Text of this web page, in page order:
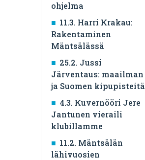
ohjelma
11.3. Harri Krakau:
Rakentaminen
Mäntsälässä
25.2. Jussi
Järventaus: maailman
ja Suomen kipupisteitä
4.3. Kuvernööri Jere
Jantunen vieraili
klubillamme
11.2. Mäntsälän
lähivuosien